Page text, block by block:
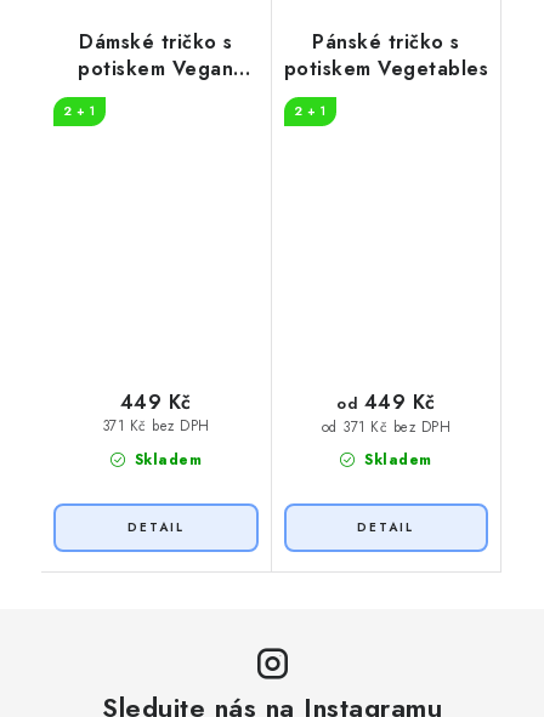
Dámské tričko s
potiskem Vegan
2 + 1
Skladem
371 Kč bez DPH
449 Kč
Pánské tričko s
potiskem Vegetables
2 + 1
Skladem
od 371 Kč bez DPH
od 449 Kč
Sledujte nás na Instagramu